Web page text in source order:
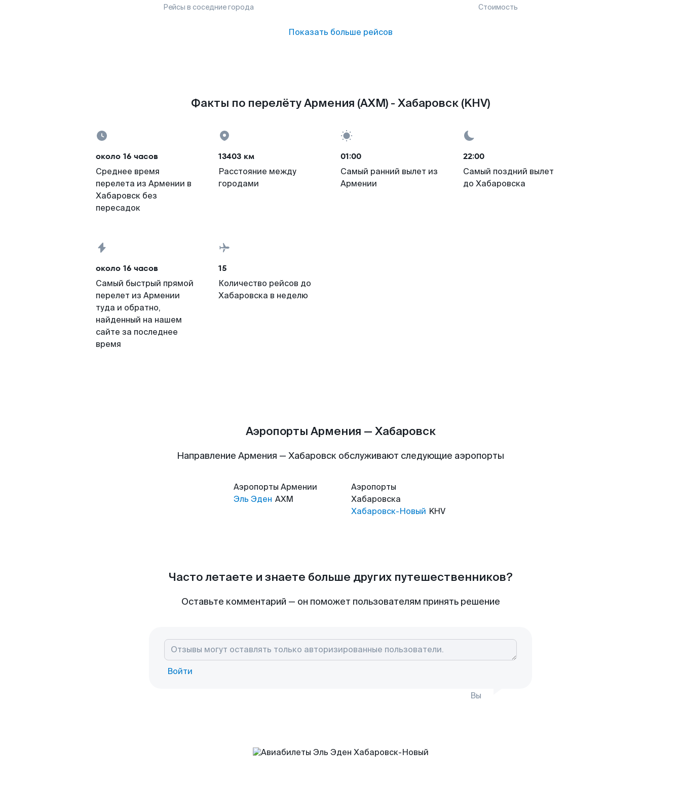
Рейсы в соседние города Стоимость
Показать больше рейсов
Факты по перелёту Армения (AXM) - Хабаровск (KHV)
около 16 часов
Среднее время
перелета из Армении в
Хабаровск без
пересадок
13403 км
Расстояние между
городами
01:00
Самый ранний вылет из
Армении
22:00
Самый поздний вылет
до Хабаровска
около 16 часов
Самый быстрый прямой
перелет из Армении
туда и обратно,
найденный на нашем
сайте за последнее
время
15
Количество рейсов до
Хабаровска в неделю
Аэропорты Армения — Хабаровск
Направление Армения — Хабаровск обслуживают следующие аэропорты
Аэропорты Армении
Эль Эден AXM
Аэропорты
Хабаровска
Хабаровск-Новый KHV
Часто летаете и знаете больше других путешественников?
Оставьте комментарий — он поможет пользователям принять решение
Войти
Вы